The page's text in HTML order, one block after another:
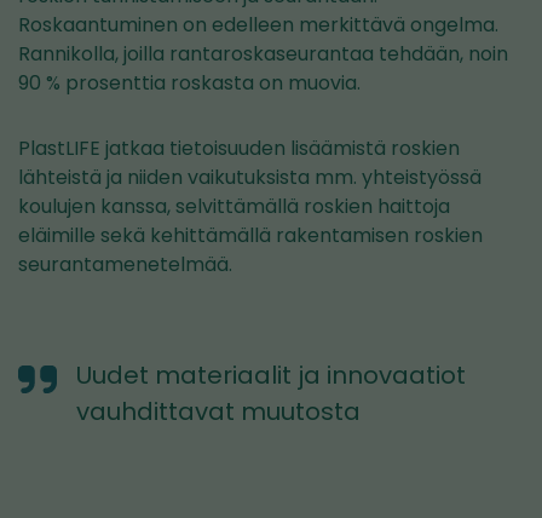
Roskaantuminen on edelleen merkittävä ongelma.
Rannikolla, joilla rantaroskaseurantaa tehdään, noin
90 % prosenttia roskasta on muovia.
PlastLIFE jatkaa tietoisuuden lisäämistä roskien
lähteistä ja niiden vaikutuksista mm. yhteistyössä
koulujen kanssa, selvittämällä roskien haittoja
eläimille sekä kehittämällä rakentamisen roskien
seurantamenetelmää.
Uudet materiaalit ja innovaatiot
vauhdittavat muutosta